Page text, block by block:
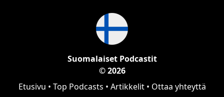
Suomalaiset Podcastit
© 2026
Etusivu • Top Podcasts • Artikkelit• Ottaa yhteyttä